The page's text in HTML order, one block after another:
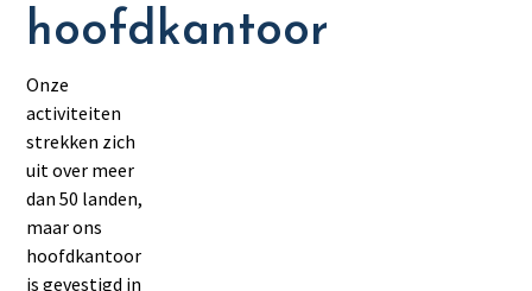
hoofdkantoor
Onze
activiteiten
strekken zich
uit over meer
dan 50 landen,
maar ons
hoofdkantoor
is gevestigd in